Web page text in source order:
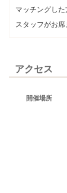
マッチングし
スタッフがお席
アクセス
開催場所